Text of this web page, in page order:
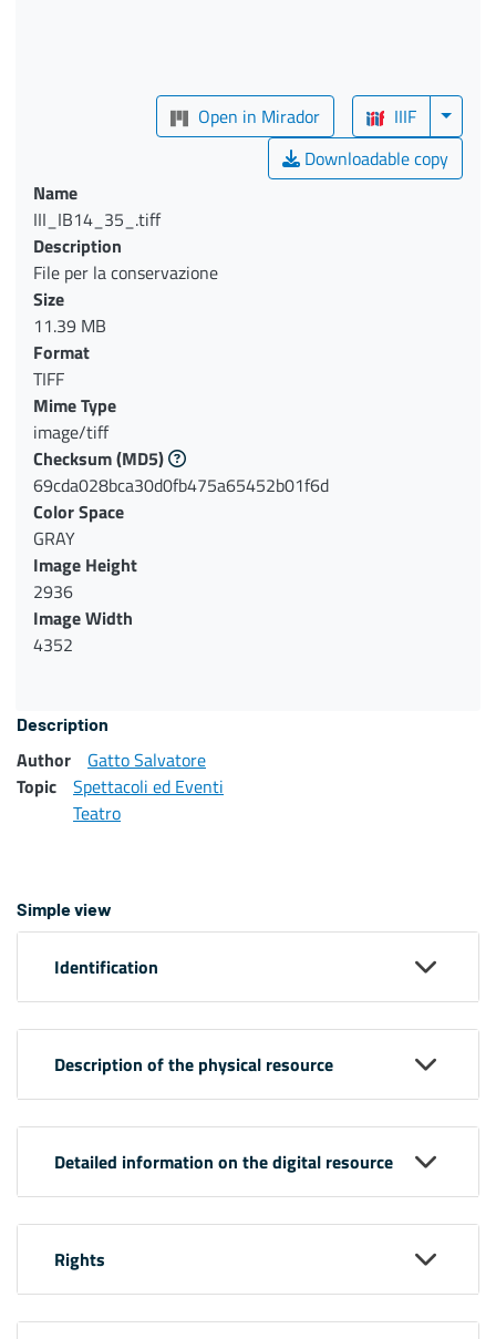
Open in Mirador
IIIF
Downloadable copy
Name
III_IB14_35_.tiff
Description
File per la conservazione
Size
11.39 MB
Format
TIFF
Mime Type
image/tiff
Checksum(MD5)
69cda028bca30d0fb475a65452b01f6d
Color Space
GRAY
Image Height
2936
Image Width
4352
Description
Author
Gatto Salvatore
Topic
Spettacoli ed Eventi
Teatro
Simple view
Identification
Description of the physical resource
Detailed information on the digital resource
Rights